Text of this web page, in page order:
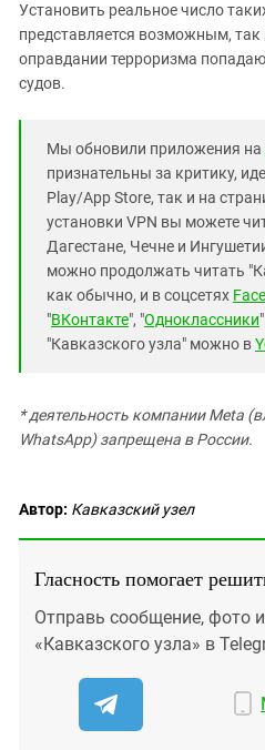
Установить реальное число
представляется возможным, так
оправдании терроризма
судов.
Мы обновили приложения на
признательны за критику,
Play/App Store, так и на
установки VPN вы можете
Дагестане, Чечне и
можно продолжать читать
как обычно, и в соцсетях
"ВКонтакте", "Одноклассники
"Кавказского узла" можно в
* деятельность компании Meta
WhatsApp) запрещена в России.
Автор: Кавказский узел
Гласность помогает
Отправь сообщение, фото
«Кавказского узла» в